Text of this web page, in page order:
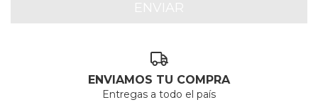
ENVIAMOS TU COMPRA
Entregas a todo el país